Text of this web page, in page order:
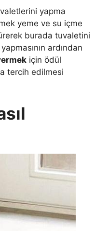
yapma
yeme ve su içme
burada tuvaletini
ardından
için ödül
tercih edilmesi